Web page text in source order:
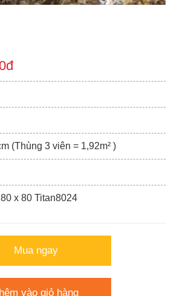
(Thùng 3 viên = 1,92m² )
x 80 Titan8024
Mua ngay
vào giỏ hàng